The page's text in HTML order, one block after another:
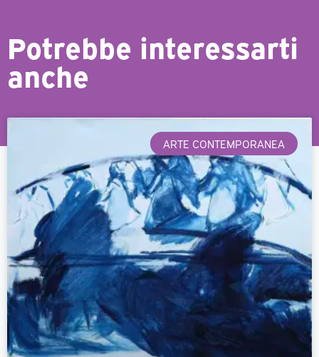
Potrebbe interessarti
anche
ARTE CONTEMPORANEA